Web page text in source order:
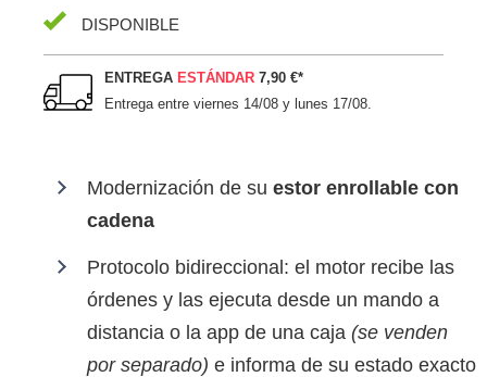
DISPONIBLE
ENTREGA ESTÁNDAR 7,90 €*
Entrega entreviernes 14/08 y lunes 17/08.
Modernización de su estor enrollable con
cadena
Protocolo bidireccional: el motor recibe las
órdenes y las ejecuta desde un mando a
distancia o la app de una caja (se venden
por separado) e informa de su estado exacto